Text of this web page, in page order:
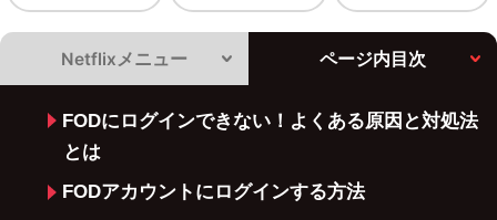
Netflixメニュー ページ内目次
FODにログインできない！よくある原因と対処法
とは
FODアカウントにログインする方法